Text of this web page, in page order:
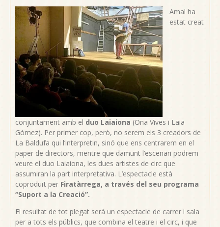
Amal ha
estat creat
conjuntament amb el duo Laiaiona (Ona Vives i Laia
Gómez). Per primer cop, però, no serem els 3 creadors de
La Baldufa qui l’interpretin, sinó que ens centrarem en el
paper de directors, mentre que damunt l’escenari podrem
veure el duo Laiaiona, les dues artistes de circ que
assumiran la part interpretativa. L’espectacle està
coproduït per Firatàrrega, a través del seu programa
“Suport a la Creació”.
El resultat de tot plegat serà un espectacle de carrer i sala
per a tots els públics, que combina el teatre i el circ, i que